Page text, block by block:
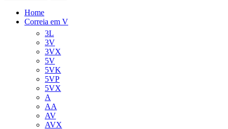
Home
Correia em V
3L
3V
3VX
5V
5VK
5VP
5VX
A
AA
AV
AVX